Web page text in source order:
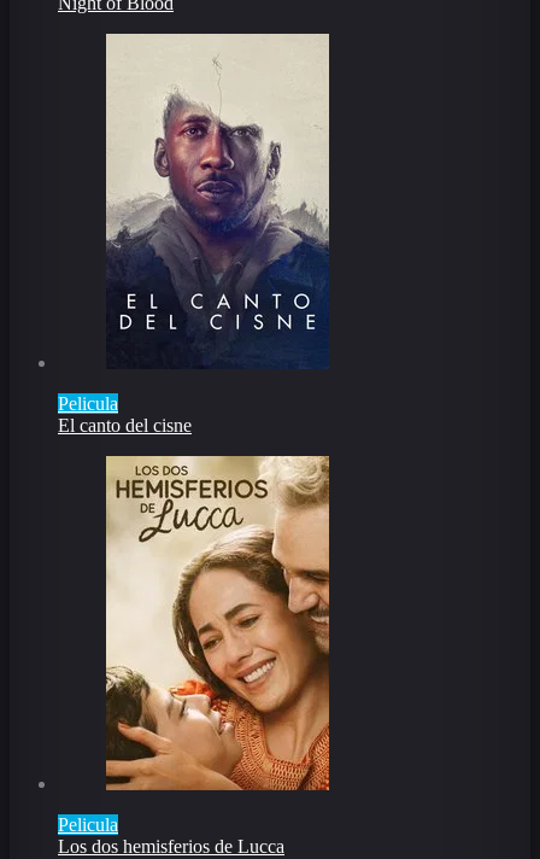
Pelicula
El canto del cisne
Pelicula
Los dos hemisferios de Lucca